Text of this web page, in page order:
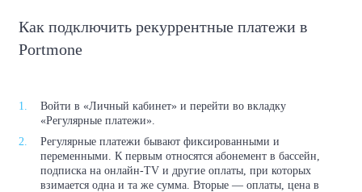
Как подключить рекуррентные платежи в
Portmone
Войти в «Личный кабинет» и перейти во вкладку
«Регулярные платежи».
Регулярные платежи бывают фиксированными и
переменными. К первым относятся абонемент в бассейн,
подписка на онлайн-TV и другие оплаты, при которых
взимается одна и та же сумма. Вторые — оплаты, цена в